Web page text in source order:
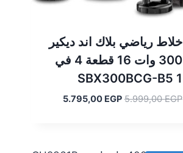
خلاط رياضي بلاك اند ديكير
300 وات 16 قطعة 4 في
1 SBX300BCG-B5
5.999,00EGP
السعر5.795,00 EGP